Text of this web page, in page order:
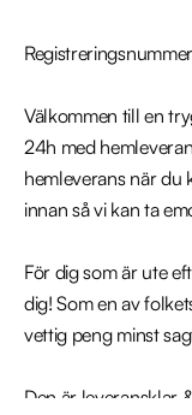
Välkommen till en
24h med
hemleverans när du
innan så vi kan ta
För dig som är ute
dig! Som en av
vettig peng minst
Den är leveransklar